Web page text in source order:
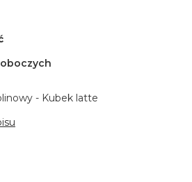
- Kubek latte